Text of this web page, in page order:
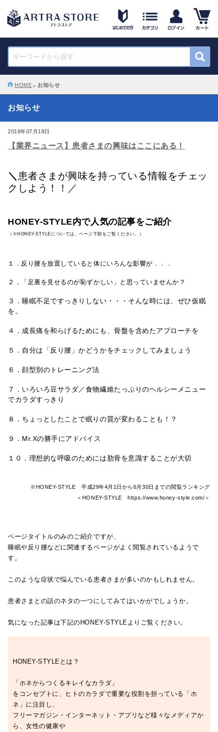
HOME お知らせ
お知らせ
2018年07月18日
【業界ニュース】患者さまの興味はここにある！
＼ 患者さまが興味を持っている情報をチェッ
クしよう！！／
HONEY-STYLE内で人気の記事をご紹介
（※HONEY-STYLEについては、ページ下部をご覧ください。）
１．反り腰を放置していると体にいろんな影響が．．．
２．「足裏を見せるのが恥ずかしい」と思っていませんか？
３．睡眠不足ですっきりしない・・・そんな時には、ぜひ仮眠
を。
４．成長痛を和らげるためにも、骨盤を含めたアプローチを
５．自分は「反り腰」かどうかをチェックしてみましょう
６．顔型別のトレーニング法
７．いろいろ豆サラダ／食物繊維たっぷりのヘルシーメニュー
でカラダすっきり
８．ちょっとしたことで眠りの質が変わることも！？
９．Mr.Xの勝手にアドバイス
１０．理想的な呼吸のためには肋骨を意識することが大切
※HONEY-STYLE 平成29年4月1日から6月30日までの閲覧ランキング
＜HONEY-STYLEhttps://www.honey-style.com/＞
ページタイトルのみのご紹介ですが、
睡眠や反り腰などに関連するページがよく閲覧されているようで
す。
このような症状で悩んでいる患者さまが多いのかもしれません。
患者さまとの話のネタの一つにしてみてはいかがでしょうか。
気になった記事は下記のHONEY-STYLEよりご覧ください。
HONEY-STYLEとは？
「ホネからつくるキレイなカラダ」
をコンセプトに、ヒトのカラダで重要な役割を担っている「ホ
ネ」に注目し、
フリーマガジン・インターネット・アプリなど様々なメディアか
ら、女性の健康や